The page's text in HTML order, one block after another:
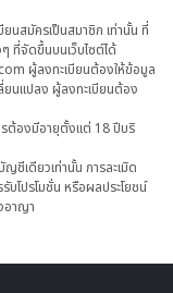
นสมัครเป็นสมาชิก เท่านั้น ที่
ที่จัดขึ้นบนเว็บไซต์ได้
ผู้ลงทะเบียนต้องให้ข้อมูล
นแปลง ผู้ลงทะเบียนต้อง
รต้องมีอายุตั้งแต่ 18 ปีบริ
ชีเดียวเท่านั้น การละเมิด
บโปรโมชั่น หรือผลประโยชน์
อาญา